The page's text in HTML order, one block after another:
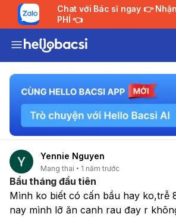
Chat với Bác sĩ ngay 👉 Nhận tư vấn MIỄN
PHÍ 👈
Yennie Nguyen
Mang thai 1 năm trước
Bầu tháng đầu tiên
Mình ko biết có cấn bầu hay ko,trễ
nay mình lỡ ăn canh rau đay r